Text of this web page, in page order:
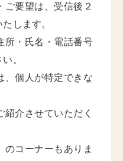
ご要望は、受信後２
します。
所・氏名・電話番号
。
、個人が特定できな
介させていただく
のコーナーもありま